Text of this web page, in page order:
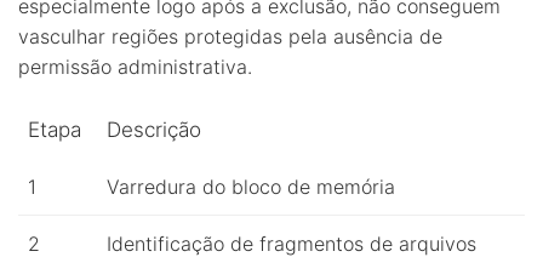
especialmente logo após a exclusão, não conseguem
vasculhar regiões protegidas pela ausência de
permissão administrativa.
Etapa Descrição
1 Varredura do bloco de memória
2 Identificação de fragmentos de arquivos